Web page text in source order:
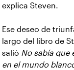
explica Steven.
Ese deseo de
largo del libro de
salió No sabía que
en el mundo